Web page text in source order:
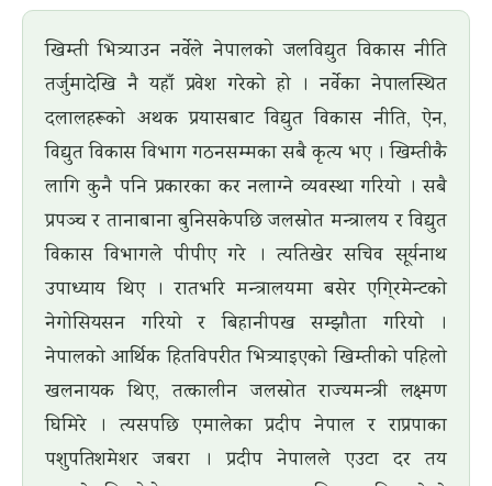
खिम्ती भित्र्याउन नर्वेले नेपालको जलविद्युत विकास नीति
तर्जुमादेखि नै यहाँ प्रवेश गरेको हो । नर्वेका नेपालस्थित
दलालहरूको अथक प्रयासबाट विद्युत विकास नीति, ऐन,
विद्युत विकास विभाग गठनसम्मका सबै कृत्य भए । खिम्तीकै
लागि कुनै पनि प्रकारका कर नलाग्ने व्यवस्था गरियो । सबै
प्रपञ्च र तानाबाना बुनिसकेपछि जलस्रोत मन्त्रालय र विद्युत
विकास विभागले पीपीए गरे । त्यतिखेर सचिव सूर्यनाथ
उपाध्याय थिए । रातभरि मन्त्रालयमा बसेर एगि्रमेन्टको
नेगोसियसन गरियो र बिहानीपख सम्झौता गरियो ।
नेपालको आर्थिक हितविपरीत भित्र्याइएको खिम्तीको पहिलो
खलनायक थिए, तत्कालीन जलस्रोत राज्यमन्त्री लक्ष्मण
घिमिरे । त्यसपछि एमालेका प्रदीप नेपाल र राप्रपाका
पशुपतिशमेशर जबरा । प्रदीप नेपालले एउटा दर तय